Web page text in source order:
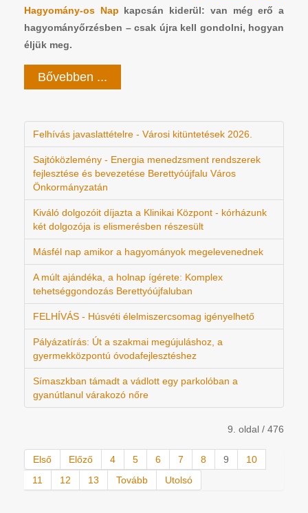
Hagyomány-os Nap kapcsán kiderül: van még erő a
hagyományőrzésben – csak újra kell gondolni, hogyan
éljük meg.
Bővebben ...
Felhívás javaslattételre - Városi kitüntetések 2026.
Sajtóközlemény - Energia menedzsment rendszerek
fejlesztése és bevezetése Berettyóújfalu Város
Önkormányzatán
Kiváló dolgozóit díjazta a Klinikai Központ - kórházunk
két dolgozója is elismerésben részesült
Másfél nap amikor a hagyományok megelevenednek
A múlt ajándéka, a holnap ígérete: Komplex
tehetséggondozás Berettyóújfaluban
FELHÍVÁS - Húsvéti élelmiszercsomag igényelhető
Pályázatírás: Út a szakmai megújuláshoz, a
gyermekközpontú óvodafejlesztéshez
Símaszkban támadt a vádlott egy parkolóban a
gyanútlanul várakozó nőre
9. oldal / 476
Első Előző 4 5 6 7 8 9
10
11
12 13 Tovább Utolsó